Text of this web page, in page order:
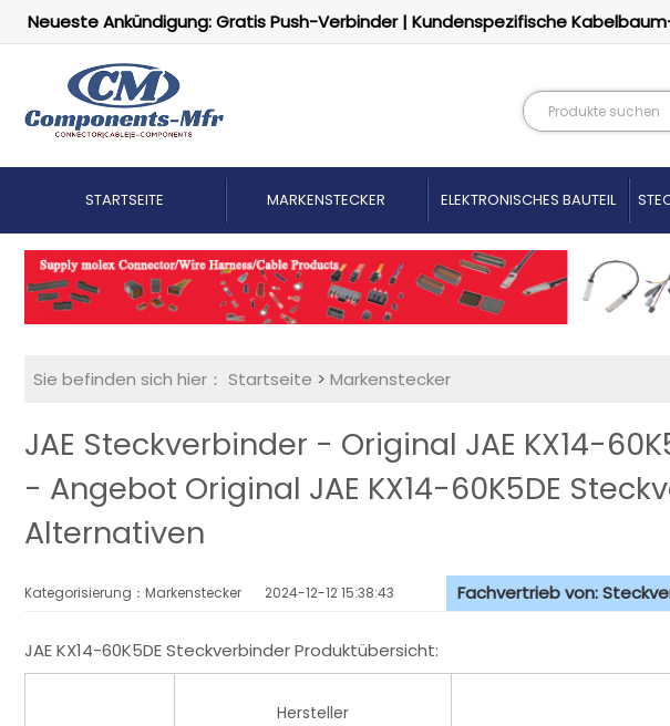
Neueste Ankündigung: Gratis Push-Verbinder | Kundenspezifische
STARTSEITE MARKENSTECKER ELEKTRONISCHES BAUTEIL
Sie befinden sich hier： Startseite > Markenstecker
JAE Steckverbinder - Original JAE KX14-
- Angebot Original JAE KX14-60K5DE
Alternativen
Kategorisierung：Markenstecker 2024-12-12 15:38:43 Fachvertrieb von:
JAE KX14-60K5DE Steckverbinder Produktübersicht:
Hersteller